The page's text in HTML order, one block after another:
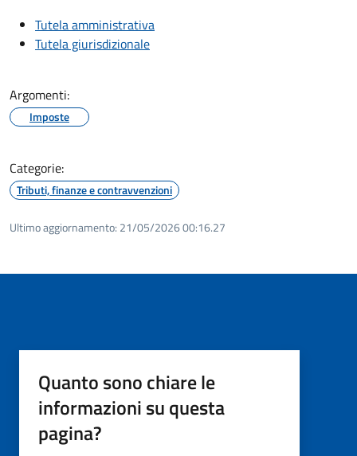
Tutela amministrativa
Tutela giurisdizionale
Argomenti:
Imposte
Categorie:
Tributi, finanze e contravvenzioni
Ultimo aggiornamento: 21/05/2026 00:16.27
Quanto sono chiare le
informazioni su questa
pagina?